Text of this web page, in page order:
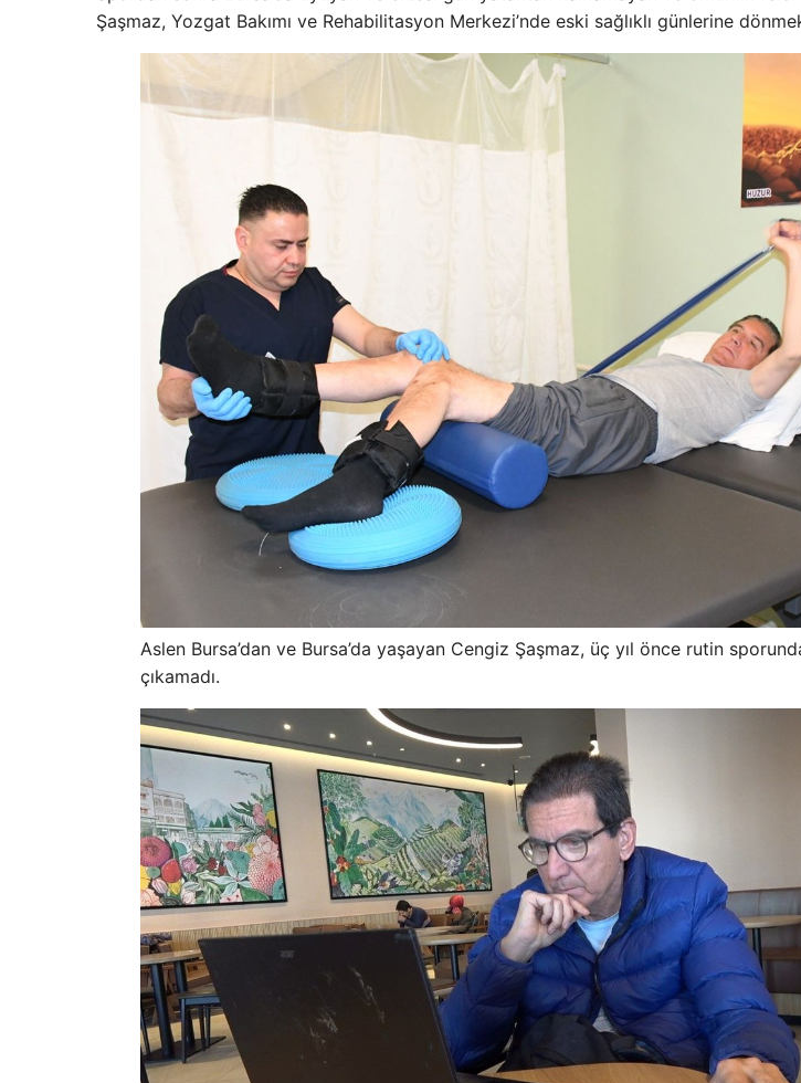
Şaşmaz, Yozgat Bakımı ve Rehabilitasyon Merkezi’nde eski sağlıklı günlerine
Aslen Bursa’dan ve Bursa’da yaşayan Cengiz Şaşmaz, üç yıl önce rutin
çıkamadı.